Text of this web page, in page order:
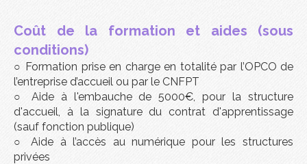
Coût de la formation et aides (sous
conditions)
○ Formation prise en charge en totalité par l’OPCO de
l’entreprise d’accueil ou par le CNFPT
○ Aide à l'embauche de 5000€, pour la structure
d'accueil, à la signature du contrat d'apprentissage
(sauf fonction publique)
○Aide à l’accès au numérique pour les structures
privées